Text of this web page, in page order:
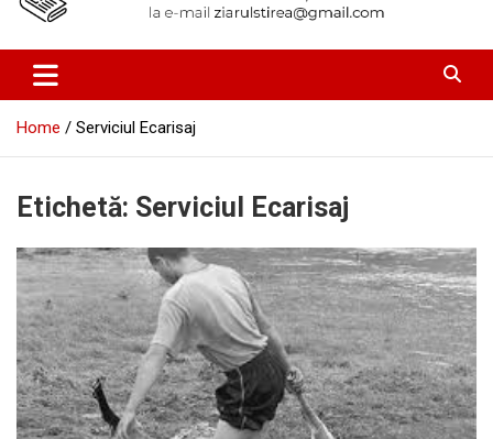
Home Serviciul Ecarisaj
Etichetă: Serviciul Ecarisaj